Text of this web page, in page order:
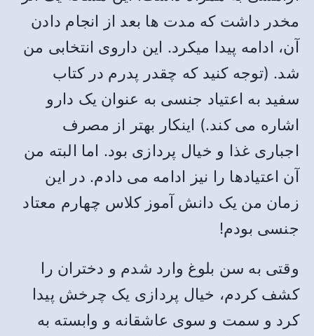
مخدر داشت که مدت ها بعد از انجام دادن
آن، ادامه پیدا میکرد. این داروی انتخابی من
شد. (توجه کنید که چقدر پدرم در کتاب
سفید به اعتیاد جنسی به عنوان یک دارو
اشاره می کند.) اینکار بهتر از مصرف
اجباری غذا و خیال پردازی بود. اما البته من
آن اعتیادها را نیز ادامه می دادم. در این
زمان من یک دانش آموز کلاس چهارم معتاد
جنسی بودم!
وقتی به سن بلوغ وارد شدم و دختران را
کشف کردم، خیال پردازی یک چرخش پیدا
کرد و سمت و سوی عاشقانه و وابسته به